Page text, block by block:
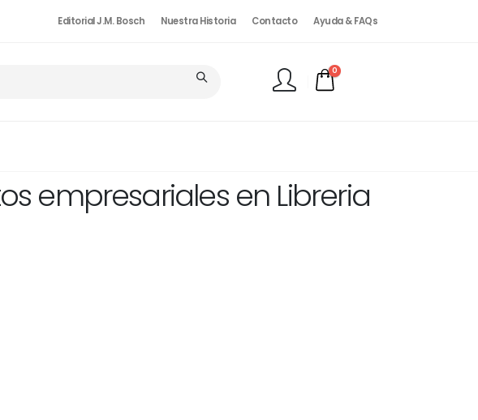
Editorial J.M. Bosch Nuestra Historia Contacto Ayuda & FAQs
0
empresariales en Libreria